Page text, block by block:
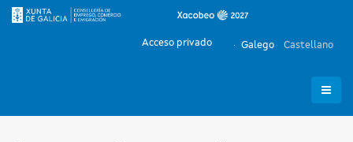
Galego Castellano
Acceso privado